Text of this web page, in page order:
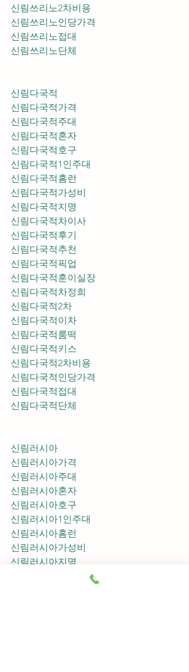
신림쓰리노2차비용
신림쓰리노인당가격
신림쓰리노접대
신림쓰리노단체
신림다국적
신림다국적가격
신림다국적주대
신림다국적혼자
신림다국적호구
신림다국적1인주대
신림다국적홈런
신림다국적가성비
신림다국적지명
신림다국적차이사
신림다국적후기
신림다국적추천
신림다국적훈이실장
신림다국적차정희
신림다국적2차
신림다국적이차
신림다국적룸떡
신림다국적키스
신림다국적2차비용
신림다국적인당가격
신림다국적접대
신림다국적단체
신림러시아
신림러시아가격
신림러시아주대
신림러시아혼자
신림러시아호구
신림러시아1인주대
신림러시아홈런
신림러시아가성비
신림러시아지명